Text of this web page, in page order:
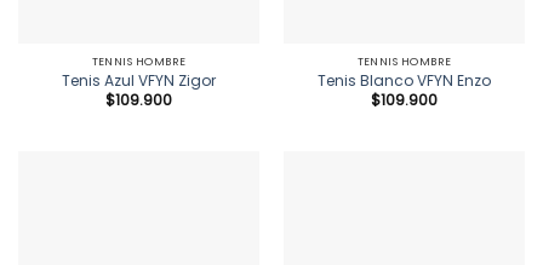
TENNIS HOMBRE
Tenis Azul VFYN Zigor
$109.900
TENNIS HOMBRE
Tenis Blanco VFYN Enzo
$109.900